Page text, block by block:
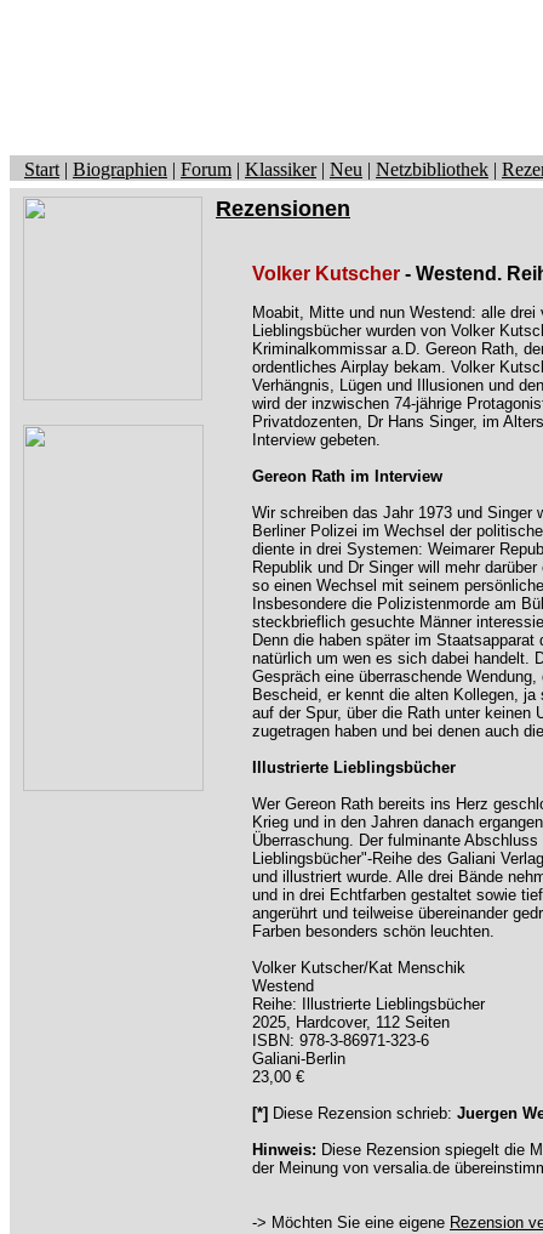
Start | Biographien | Forum | Klassiker| Neu | Netzbibliothek |
Rezensionen
Volker Kutscher - Westend.
Moabit, Mitte und nun Westend: alle
Lieblingsbücher wurden von Volker
Kriminalkommissar a.D. Gereon Rath,
ordentliches Airplay bekam. Volker
Verhängnis, Lügen und Illusionen und
wird der inzwischen 74-jährige
Privatdozenten, Dr Hans Singer, im
Interview gebeten.
Gereon Rath im Interview
Wir schreiben das Jahr 1973 und Singer
Berliner Polizei im Wechsel der
diente in drei Systemen: Weimarer
Republik und Dr Singer will mehr
so einen Wechsel mit seinem
Insbesondere die Polizistenmorde am
steckbrieflich gesuchte Männer
Denn die haben später im
natürlich um wen es sich dabei handelt.
Gespräch eine überraschende
Bescheid, er kennt die alten Kollegen,
auf der Spur, über die Rath unter keinen
zugetragen haben und bei denen auch
Illustrierte Lieblingsbücher
Wer Gereon Rath bereits ins Herz
Krieg und in den Jahren danach
Überraschung. Der fulminante
Lieblingsbücher"-Reihe des Galiani
und illustriert wurde. Alle drei Bände
und in drei Echtfarben gestaltet sowie
angerührt und teilweise übereinander
Farben besonders schön leuchten.
Volker Kutscher/Kat Menschik
Westend
Reihe: Illustrierte Lieblingsbücher
2025, Hardcover, 112 Seiten
ISBN: 978-3-86971-323-6
Galiani-Berlin
23,00 €
[*] Diese Rezension schrieb: Juergen
Hinweis: Diese Rezension spiegelt die
der Meinung von versalia.de
-> Möchten Sie eine eigene Rezension